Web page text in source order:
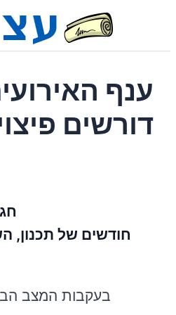
ענף
דורשים
חודשים של תכנון,
בעקבות המצב